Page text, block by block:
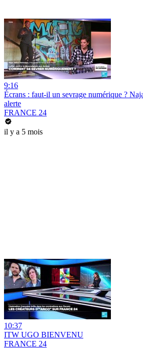
9:16
Écrans : faut-il un sevrage numérique ?
alerte
FRANCE 24
il y a 5 mois
10:37
ITW UGO BIENVENU
FRANCE 24